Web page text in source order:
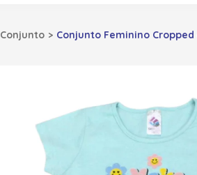
Conjunto Conjunto Feminino